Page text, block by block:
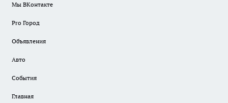
Мы ВКонтакте
Pro Город
Объявления
Авто
События
Главная